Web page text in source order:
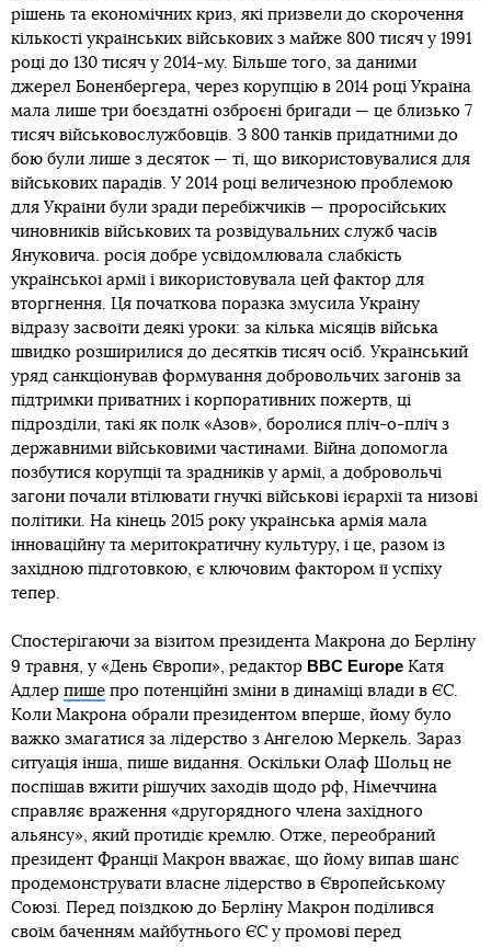
рішень та економічних криз, які призвели до скорочення
кількості українських військових з майже 800 тисяч у 1991
році до 130 тисяч у 2014-му. Більше того, за даними
джерел Боненбергера, через корупцію в 2014 році Україна
мала лише три боєздатні озброєні бригади — це близько 7
тисяч військовослужбовців. З 800 танків придатними до
бою були лише з десяток — ті, що використовувалися для
військових парадів. У 2014 році величезною проблемою
для України були зради перебіжчиків — проросійських
чиновників військових та розвідувальних служб часів
Януковича. росія добре усвідомлювала слабкість
української армії і використовувала цей фактор для
вторгнення. Ця початкова поразка змусила Україну
відразу засвоїти деякі уроки: за кілька місяців війська
швидко розширилися до десятків тисяч осіб. Український
уряд санкціонував формування добровольчих загонів за
підтримки приватних і корпоративних пожертв, ці
підрозділи, такі як полк «Азов», боролися пліч-о-пліч з
державними військовими частинами. Війна допомогла
позбутися корупції та зрадників у армії, а добровольчі
загони почали втілювати гнучкі військові ієрархії та низові
політики. На кінець 2015 року українська армія мала
інноваційну та меритократичну культуру, і це, разом із
західною підготовкою, є ключовим фактором її успіху
тепер.
Спостерігаючи за візитом президента Макрона до Берліну
9 травня, у «День Європи», редактор BBC Europe Катя
Адлер пише про потенційні зміни в динаміці влади в ЄС.
Коли Макрона обрали президентом вперше, йому було
важко змагатися за лідерство з Ангелою Меркель. Зараз
ситуація інша, пише видання. Оскільки Олаф Шольц не
поспішав вжити рішучих заходів щодо рф, Німеччина
справляє враження «другорядного члена західного
альянсу», який протидіє кремлю. Отже, переобраний
президент Франції Макрон вважає, що йому випав шанс
продемонструвати власне лідерство в Європейському
Союзі. Перед поїздкою до Берліну Макрон поділився
своїм баченням майбутнього ЄС у промові перед